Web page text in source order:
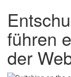
führen
der